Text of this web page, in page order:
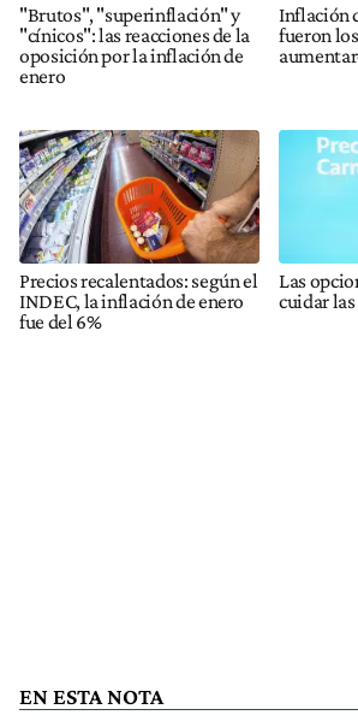
"Brutos", "superinflación" y
"cínicos": las reacciones de la
oposición por la inflación de
enero
Inflación
fueron
Precios recalentados: según el
INDEC, la inflación de enero
fue del 6%
Las
cuidar
EN ESTA NOTA